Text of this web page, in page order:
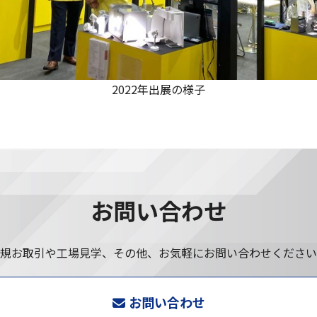
2022年出展の様子
お問い合わせ
お取引や工場見学、その他、お気軽にお問い合わせくださ
お問い合わせ